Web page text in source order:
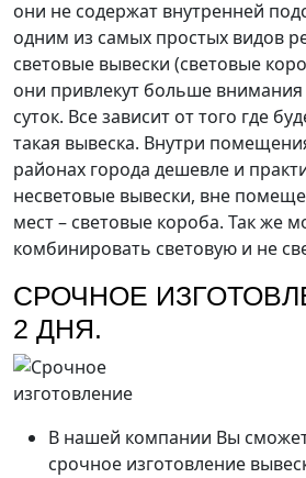
они не содержат внутренней
одним из самых простых видов
световые вывески (световые
они привлекут больше
суток. Все зависит от того где
такая вывеска. Внутри
районах города дешевле и
несветовые вывески, вне
мест – световые короба. Так же
комбинировать световую и не
СРОЧНОЕ
2 ДНЯ.
В нашей компании Вы
срочное изготовление